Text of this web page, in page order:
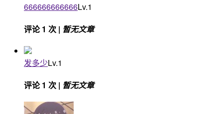
666666666666Lv.1
评论 1 次 | 暂无文章
发多少Lv.1
评论 1 次 | 暂无文章